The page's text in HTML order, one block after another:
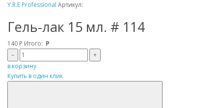
Y.R.E Professional Артикул:
Гель-лак 15 мл. # 114
140 Р Итого: Р
–
+
в корзину
Купить в один клик